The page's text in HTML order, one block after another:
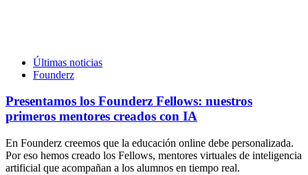
Últimas noticias
Founderz
Presentamos los Founderz Fellows: nuestros
primeros mentores creados con IA
En Founderz creemos que la educación online debe personalizada.
Por eso hemos creado los Fellows, mentores virtuales de inteligencia
artificial que acompañan a los alumnos en tiempo real.